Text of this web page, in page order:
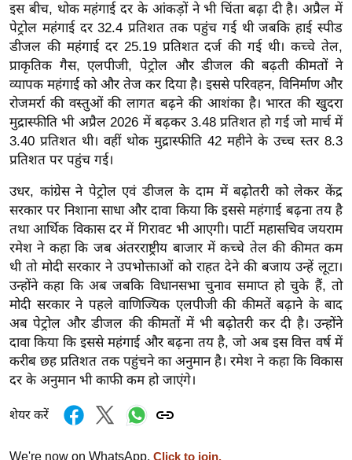
e
a
k
i
n
g
N
e
s
ला
इ
फ
स्टा
इ
ल
टे
क्नॉ
लॉ
जी
टी
इस बीच, थोक महंगाई दर के आंकड़ों ने भी चिंता बढ़ा दी है। अप्रैल में
पेट्रोल महंगाई दर 32.4 प्रतिशत तक पहुंच गई थी जबकि हाई स्पीड
डीजल की महंगाई दर 25.19 प्रतिशत दर्ज की गई थी। कच्चे तेल,
प्राकृतिक गैस, एलपीजी, पेट्रोल और डीजल की बढ़ती कीमतों ने
व्यापक महंगाई को और तेज कर दिया है। इससे परिवहन, विनिर्माण और
रोजमर्रा की वस्तुओं की लागत बढ़ने की आशंका है। भारत की खुदरा
मुद्रास्फीति भी अप्रैल 2026 में बढ़कर 3.48 प्रतिशत हो गई जो मार्च में
3.40 प्रतिशत थी। वहीं थोक मुद्रास्फीति 42 महीने के उच्च स्तर 8.3
प्रतिशत पर पहुंच गई।
उधर, कांग्रेस ने पेट्रोल एवं डीजल के दाम में बढ़ोतरी को लेकर केंद्र
सरकार पर निशाना साधा और दावा किया कि इससे महंगाई बढ़ना तय है
तथा आर्थिक विकास दर में गिरावट भी आएगी। पार्टी महासचिव जयराम
रमेश ने कहा कि जब अंतरराष्ट्रीय बाजार में कच्चे तेल की कीमत कम
थी तो मोदी सरकार ने उपभोक्ताओं को राहत देने की बजाय उन्हें लूटा।
उन्होंने कहा कि अब जबकि विधानसभा चुनाव समाप्त हो चुके हैं, तो
मोदी सरकार ने पहले वाणिज्यिक एलपीजी की कीमतें बढ़ाने के बाद
अब पेट्रोल और डीजल की कीमतों में भी बढ़ोतरी कर दी है। उन्होंने
दावा किया कि इससे महंगाई और बढ़ना तय है, जो अब इस वित्त वर्ष में
करीब छह प्रतिशत तक पहुंचने का अनुमान है। रमेश ने कहा कि विकास
दर के अनुमान भी काफी कम हो जाएंगे।
शेयर करें
We're now on WhatsApp. Click to join.